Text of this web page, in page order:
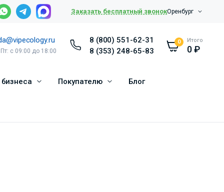
Заказать бесплатный звонокОренбург
с 09:00 до 18:00
8 (800) 551-62-31
8 (353) 248-65-83
0 Итого
0₽
Покупателю Блог